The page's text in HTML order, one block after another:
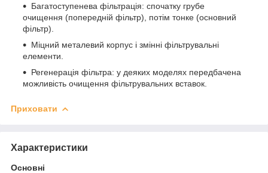
Багатоступенева фільтрація: спочатку грубе
очищення (попередній фільтр), потім тонке (основний
фільтр).
Міцний металевий корпус і змінні фільтрувальні
елементи.
Регенерація фільтра: у деяких моделях передбачена
можливість очищення фільтрувальних вставок.
Приховати
Характеристики
Основні